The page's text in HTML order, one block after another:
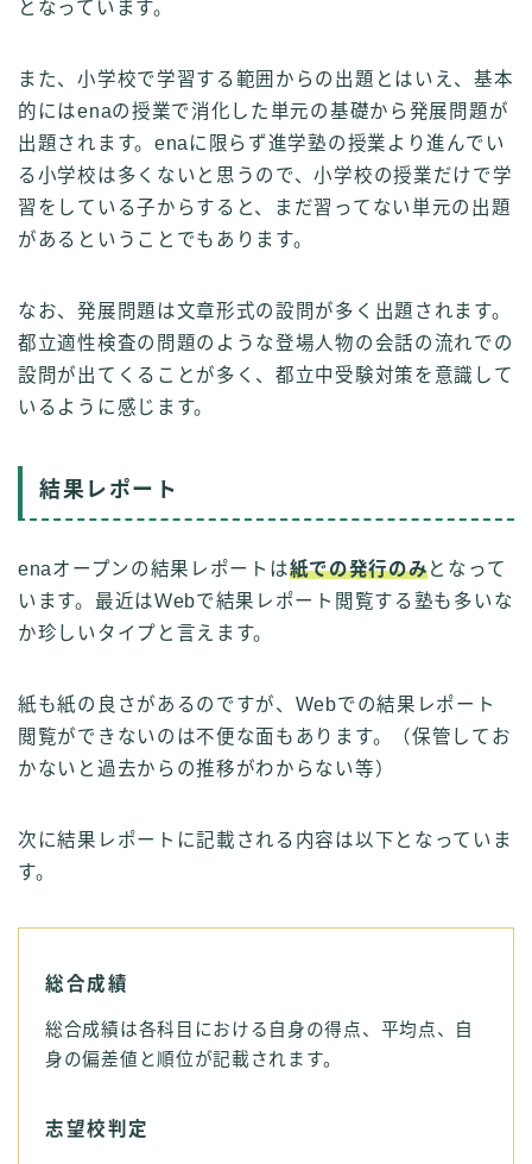
となっています。
また、小学校で学習する範囲からの出題とはいえ、基本
的にはenaの授業で消化した単元の基礎から発展問題が
出題されます。enaに限らず進学塾の授業より進んでい
る小学校は多くないと思うので、小学校の授業だけで学
習をしている子からすると、まだ習ってない単元の出題
があるということでもあります。
なお、発展問題は文章形式の設問が多く出題されます。
都立適性検査の問題のような登場人物の会話の流れでの
設問が出てくることが多く、都立中受験対策を意識して
いるように感じます。
結果レポート
enaオープンの結果レポートは紙での発行のみとなって
います。最近はWebで結果レポート閲覧する塾も多いな
か珍しいタイプと言えます。
紙も紙の良さがあるのですが、Webでの結果レポート
閲覧ができないのは不便な面もあります。（保管してお
かないと過去からの推移がわからない等）
次に結果レポートに記載される内容は以下となっていま
す。
総合成績
総合成績は各科目における自身の得点、平均点、自
身の偏差値と順位が記載されます。
志望校判定